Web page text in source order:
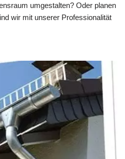
umgestalten? Oder planen
wir mit unserer Professionalität